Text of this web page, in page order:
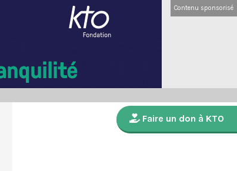
Contenu sponsorisé
Faire un don à KTO